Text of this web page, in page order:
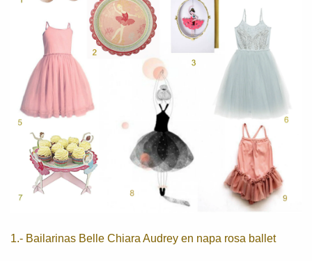
1.- Bailarinas Belle Chiara Audrey en napa rosa ballet